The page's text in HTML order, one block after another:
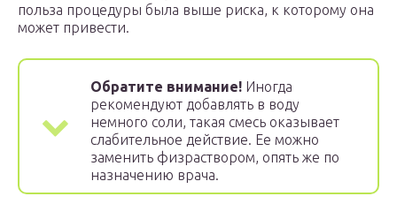
польза процедуры была выше риска, к которому она
может привести.
Обратите внимание! Иногда
рекомендуют добавлять в воду
немного соли, такая смесь оказывает
слабительное действие. Ее можно
заменить физраствором, опять же по
назначению врача.